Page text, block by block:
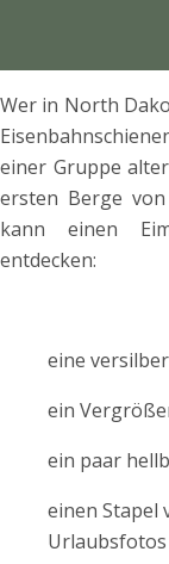
Wer in North
einer Gruppe
ersten Berge
kann einen
entdecken:
eine
ein
ein paar
einen Stapel
Urlaubsfotos